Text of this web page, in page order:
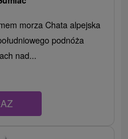
morza Chata alpejska
podnóża
nad...